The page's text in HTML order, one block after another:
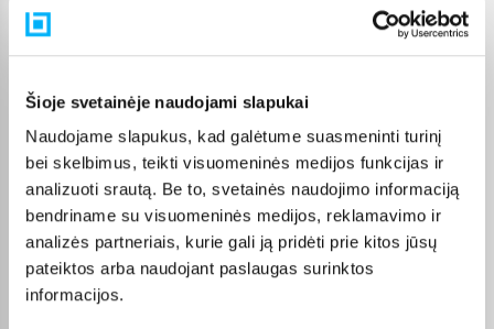
Šioje svetainėje naudojami slapukai
Naudojame slapukus, kad galėtume suasmeninti turinį
bei skelbimus, teikti visuomeninės medijos funkcijas ir
analizuoti srautą. Be to, svetainės naudojimo informaciją
bendriname su visuomeninės medijos, reklamavimo ir
analizės partneriais, kurie gali ją pridėti prie kitos jūsų
pateiktos arba naudojant paslaugas surinktos
informacijos.
komplektaciją, garantijos sąlygas bei taikomus specialius
pasiūlymus.
pasiūlymus ir patogiai palyginti Taky prekes tarpusavyje.
informaciją ir prekės aprašymą, kad galėtumėte priimti patogų
ir apgalvotą sprendimą.
Palyginkite Taky prekes BIGBOX.LT ir išsirinkite tinkamiausią